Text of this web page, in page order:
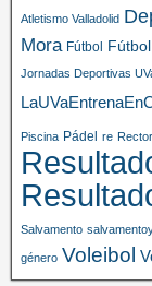
Atletismo Valladolid
Mora Fútbol
Jornadas Deportivas
Piscina Pádel re Rector
Salvamento
género Voleibol